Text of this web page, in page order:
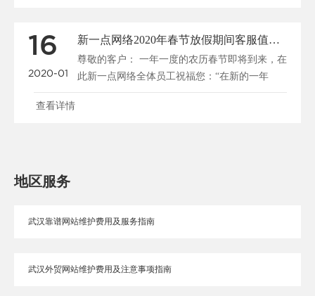
16
2020-01
新一点网络2020年春节放假期间客服值班的通知
尊敬的客户： 一年一度的农历春节即将到来，在
此新一点网络全体员工祝福您：“在新的一年
里，......
查看详情
地区服务
武汉靠谱网站维护费用及服务指南
武汉外贸网站维护费用及注意事项指南